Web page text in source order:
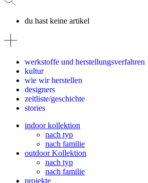
du hast keine artikel
werkstoffe und herstellungsverfahren
kultur
wie wir herstellen
designers
zeitliste/geschichte
stories
indoor kollektion
nach typ
nach familie
outdoor Kollektion
nach typ
nach familie
projekte